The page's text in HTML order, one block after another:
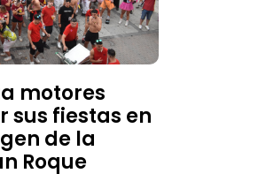
motores
sus fiestas en
de la
Roque